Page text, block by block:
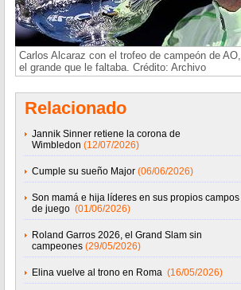
Carlos Alcaraz con el trofeo de campeón de AO,
el grande que le faltaba. Crédito: Archivo
Relacionado
Jannik Sinner retiene la corona de
Wimbledon (12/07/2026)
Cumple su sueño Major (06/06/2026)
Son mamá e hija líderes en sus propios campos
de juego (01/06/2026)
Roland Garros 2026, el Grand Slam sin
campeones (29/05/2026)
Elina vuelve al trono en Roma (16/05/2026)